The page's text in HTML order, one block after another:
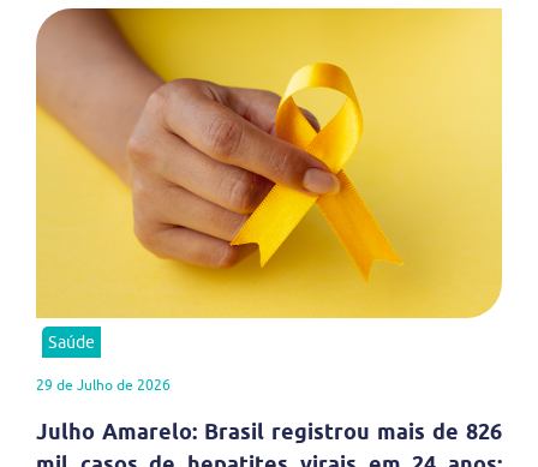
Saúde
29 de Julho de 2026
Julho Amarelo: Brasil registrou mais de 826